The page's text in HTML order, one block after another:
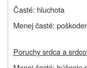
Časté: hluchota
Menej časté:
Poruchy srdca a